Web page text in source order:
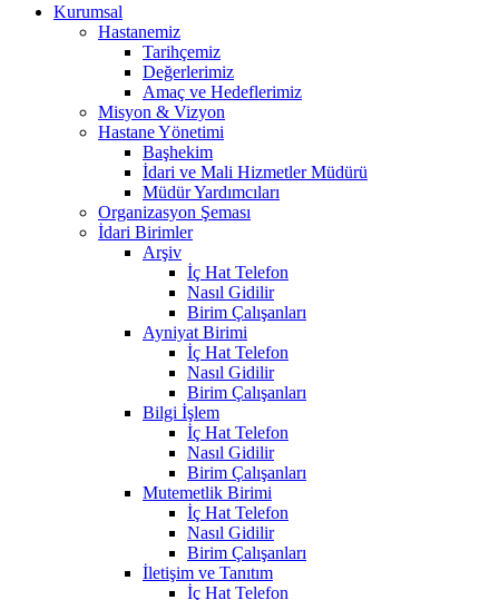
Kurumsal
Hastanemiz
Tarihçemiz
Değerlerimiz
Amaç ve Hedeflerimiz
Misyon & Vizyon
Hastane Yönetimi
Başhekim
İdari ve Mali Hizmetler Müdürü
Müdür Yardımcıları
Organizasyon Şeması
İdari Birimler
Arşiv
İç Hat Telefon
Nasıl Gidilir
Birim Çalışanları
Ayniyat Birimi
İç Hat Telefon
Nasıl Gidilir
Birim Çalışanları
Bilgi İşlem
İç Hat Telefon
Nasıl Gidilir
Birim Çalışanları
Mutemetlik Birimi
İç Hat Telefon
Nasıl Gidilir
Birim Çalışanları
İletişim ve Tanıtım
İç Hat Telefon